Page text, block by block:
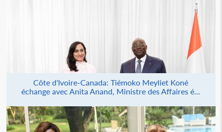
Côte d'Ivoire-Canada: Tiémoko Meyliet Koné
échange avec Anita Anand, Ministre des Affaires é...